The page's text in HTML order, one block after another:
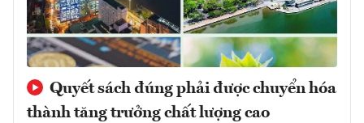
Quyết sách đúng phải được chuyển hóa
thành tăng trưởng chất lượng cao